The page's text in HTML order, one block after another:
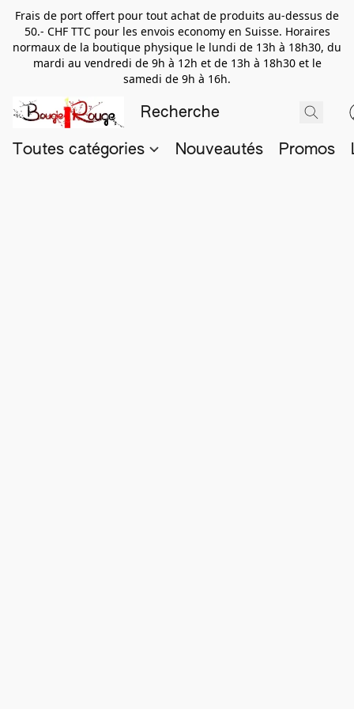
Frais de port offert pour tout achat de produits au-dessus de
50.- CHF TTC pour les envois economy en Suisse. Horaires
normaux de la boutique physique le lundi de 13h à 18h30, du
mardi au vendredi de 9h à 12h et de 13h à 18h30 et le
samedi de 9h à 16h.
Toutes catégories Nouveautés Promos